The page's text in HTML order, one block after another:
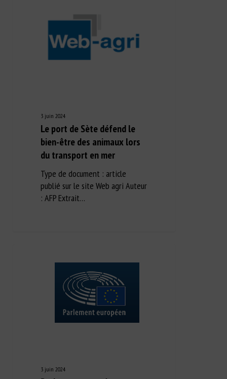
3 juin 2024
Le port de Sète défend le
bien-être des animaux lors
du transport en mer
Type de document : article
publié sur le site Web agri Auteur
: AFP Extrait…
3 juin 2024